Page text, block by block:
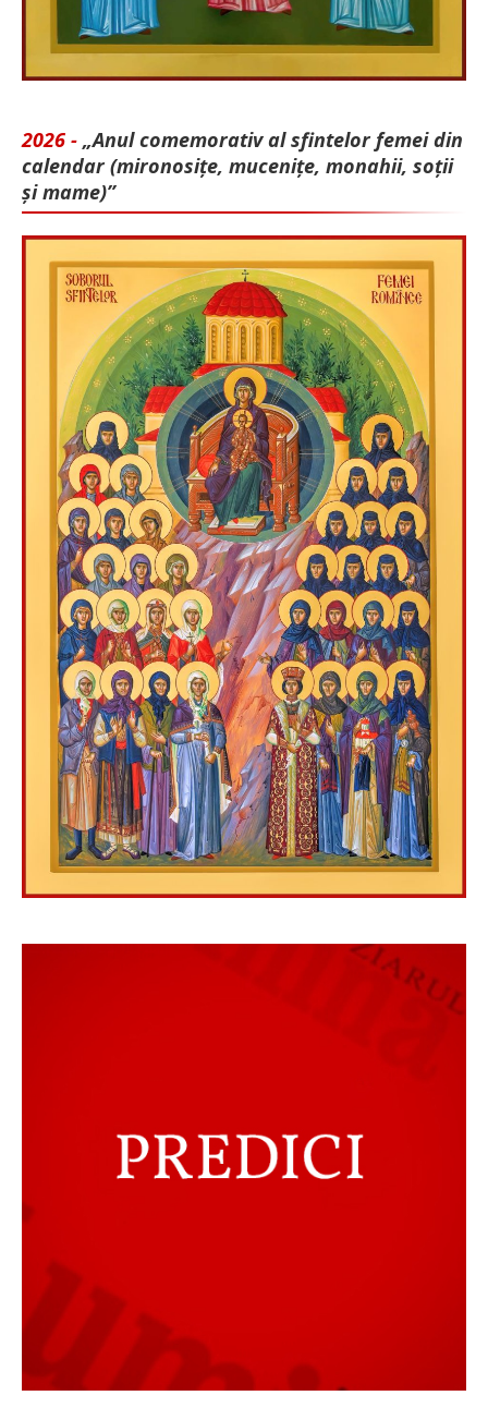
2026 - „Anul comemorativ al sfintelor femei din
calendar (mironosițe, mu­cenițe, monahii, soții
și mame)”